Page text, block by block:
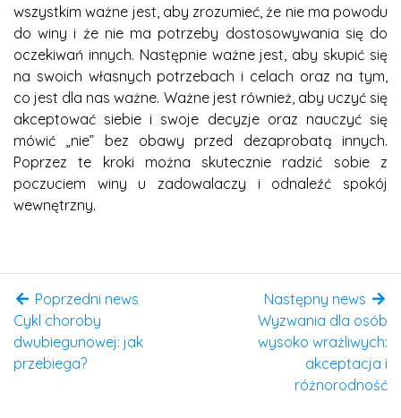
wszystkim ważne jest, aby zrozumieć, że nie ma powodu
do winy i że nie ma potrzeby dostosowywania się do
oczekiwań innych. Następnie ważne jest, aby skupić się
na swoich własnych potrzebach i celach oraz na tym,
co jest dla nas ważne. Ważne jest również, aby uczyć się
akceptować siebie i swoje decyzje oraz nauczyć się
mówić „nie” bez obawy przed dezaprobatą innych.
Poprzez te kroki można skutecznie radzić sobie z
poczuciem winy u zadowalaczy i odnaleźć spokój
wewnętrzny.
Poprzedni news
Cykl choroby
dwubiegunowej: jak
przebiega?
Następny news
Wyzwania dla osób
wysoko wrażliwych:
akceptacja i
różnorodność